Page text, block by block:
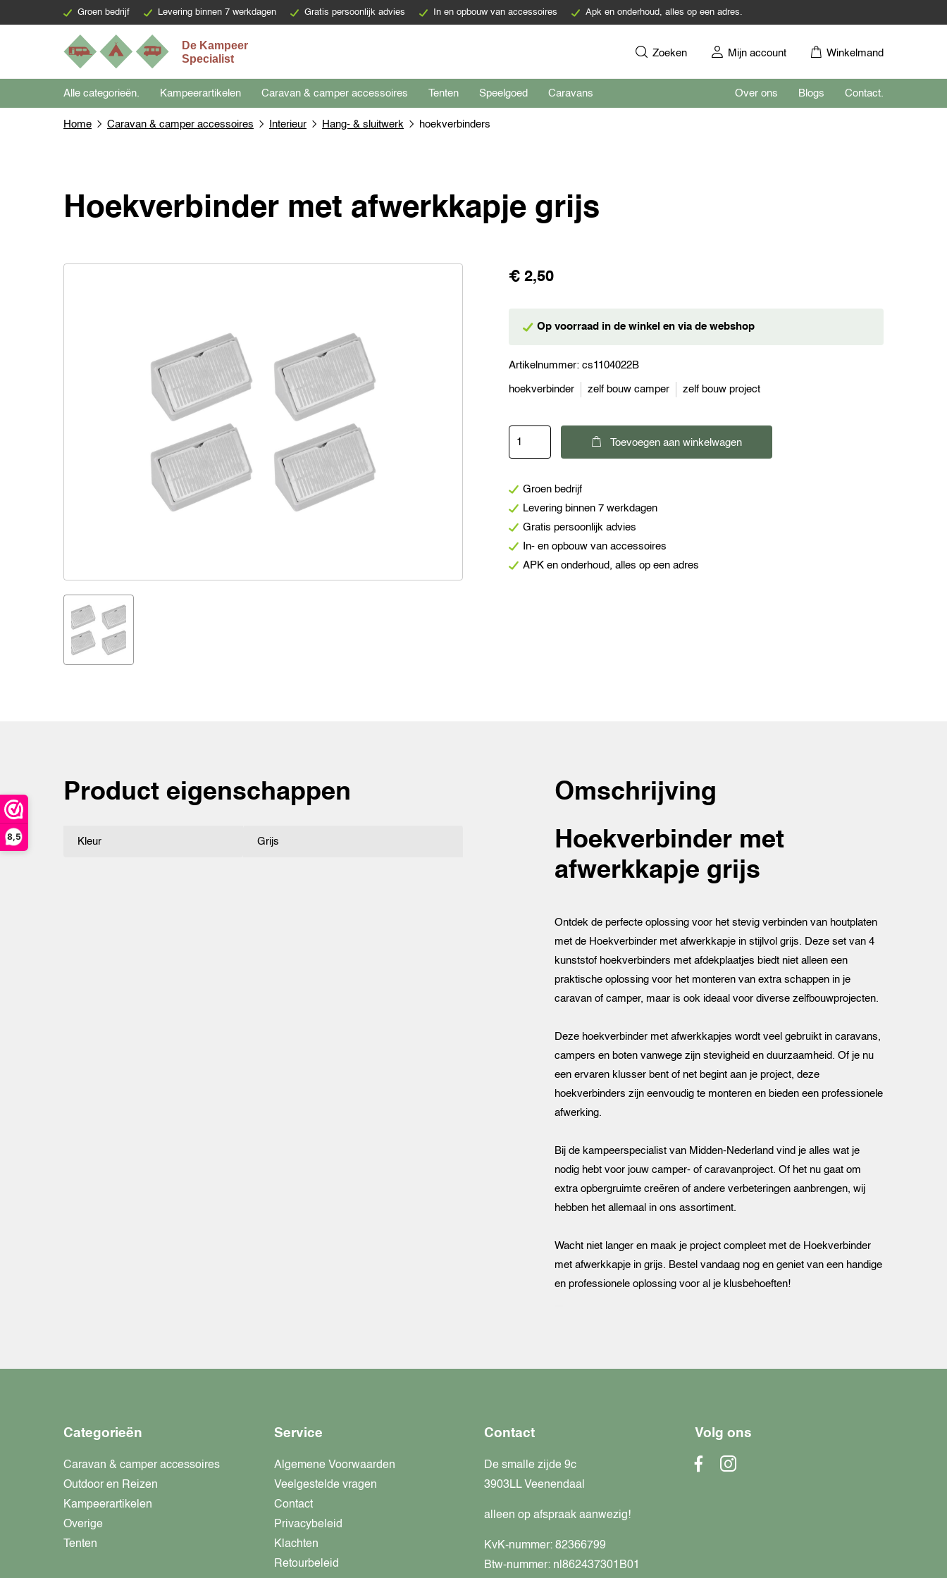
8,5
Groen bedrijf Levering binnen 7 werkdagen Gratis persoonlijk advies In en opbouw van accessoires Apk en onderhoud, alles op een adres.
Zoeken Mijn account Winkelmand
Alle categorieën. Kampeerartikelen Caravan & camper accessoires Tenten Speelgoed Caravans Over ons Blogs Contact.
Home Caravan & camper accessoires Interieur Hang- & sluitwerk hoekverbinders
Hoekverbinder met afwerkkapje grijs
€ 2,50
Op voorraad in de winkel en via de webshop
Artikelnummer: cs1104022B
hoekverbinder zelf bouw camper zelf bouw project
grijs
aantal
Toevoegen aan winkelwagen
Groen bedrijf
Levering binnen 7 werkdagen
Gratis persoonlijk advies
In- en opbouw van accessoires
APK en onderhoud, alles op een adres
Product eigenschappen
Kleur Grijs
Omschrijving
Hoekverbinder met
afwerkkapje grijs
Ontdek de perfecte oplossing voor het stevig verbinden van houtplaten
met de Hoekverbinder met afwerkkapje in stijlvol grijs. Deze set van 4
kunststof hoekverbinders met afdekplaatjes biedt niet alleen een
praktische oplossing voor het monteren van extra schappen in je
caravan of camper, maar is ook ideaal voor diverse zelfbouwprojecten.
Deze hoekverbinder met afwerkkapjes wordt veel gebruikt in caravans,
campers en boten vanwege zijn stevigheid en duurzaamheid. Of je nu
een ervaren klusser bent of net begint aan je project, deze
hoekverbinders zijn eenvoudig te monteren en bieden een professionele
afwerking.
Bij de kampeerspecialist van Midden-Nederland vind je alles wat je
nodig hebt voor jouw camper- of caravanproject. Of het nu gaat om
extra opbergruimte creëren of andere verbeteringen aanbrengen, wij
hebben het allemaal in ons assortiment.
Wacht niet langer en maak je project compleet met de Hoekverbinder
met afwerkkapje in grijs. Bestel vandaag nog en geniet van een handige
en professionele oplossing voor al je klusbehoeften!
Categorieën
Caravan & camper accessoires
Outdoor en Reizen
Kampeerartikelen
Overige
Tenten
Service
Algemene Voorwaarden
Veelgestelde vragen
Contact
Privacybeleid
Klachten
Retourbeleid
Contact
De smalle zijde 9c
3903LL Veenendaal
alleen op afspraak aanwezig!
KvK-nummer: 82366799
Btw-nummer: nl862437301B01
Volg ons